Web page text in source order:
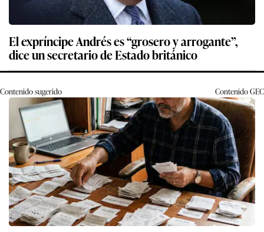
El expríncipe Andrés es “grosero y arrogante”,
dice un secretario de Estado británico
Contenido sugerido ContenidoGEC